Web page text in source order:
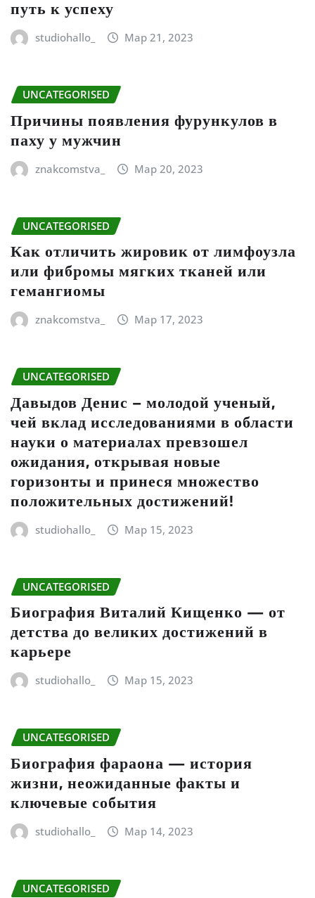
путь к успеху
studiohallo_ Мар 21, 2023
UNCATEGORISED
Причины появления фурункулов в
паху у мужчин
znakcomstva_ Мар 20, 2023
UNCATEGORISED
Как отличить жировик от лимфоузла
или фибромы мягких тканей или
гемангиомы
znakcomstva_ Мар 17, 2023
UNCATEGORISED
Давыдов Денис – молодой ученый,
чей вклад исследованиями в области
науки о материалах превзошел
ожидания, открывая новые
горизонты и принеся множество
положительных достижений!
studiohallo_ Мар 15, 2023
UNCATEGORISED
Биография Виталий Кищенко — от
детства до великих достижений в
карьере
studiohallo_ Мар 15, 2023
UNCATEGORISED
Биография фараона — история
жизни, неожиданные факты и
ключевые события
studiohallo_ Мар 14, 2023
UNCATEGORISED